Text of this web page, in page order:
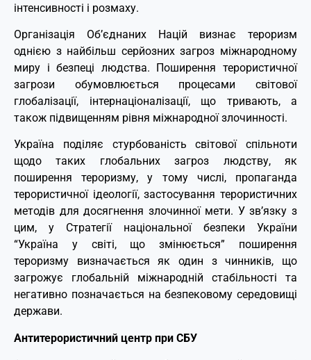
інтенсивності і розмаху.
Організація Об’єднаних Націй визнає тероризм
однією з найбільш серйозних загроз міжнародному
миру і безпеці людства. Поширення терористичної
загрози обумовлюється процесами світової
глобалізації, інтернаціоналізації, що тривають, а
також підвищенням рівня міжнародної злочинності.
Україна поділяє стурбованість світової спільноти
щодо таких глобальних загроз людству, як
поширення тероризму, у тому числі, пропаганда
терористичної ідеології, застосування терористичних
методів для досягнення злочинної мети. У зв’язку з
цим, у Стратегії національної безпеки України
“Україна у світі, що змінюється” поширення
тероризму визначається як один з чинників, що
загрожує глобальній міжнародній стабільності та
негативно позначається на безпековому середовищі
держави.
Антитерористичний центр при СБУ